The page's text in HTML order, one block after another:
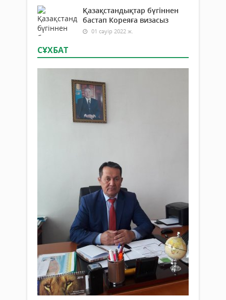
Қазақстандықтар бүгіннен
бастап Кореяға визасыз
01 сәуір 2022 ж.
СҰХБАТ